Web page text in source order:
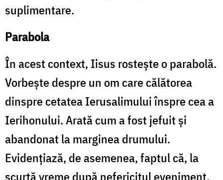
suplimentare.
Parabola
În acest context, Iisus rostește o parabolă.
Vorbește despre un om care călătorea
dinspre cetatea Ierusalimului înspre cea a
Ierihonului. Arată cum a fost jefuit și
abandonat la marginea drumului.
Evidențiază, de asemenea, faptul că, la
scurtă vreme după nefericitul eveniment,